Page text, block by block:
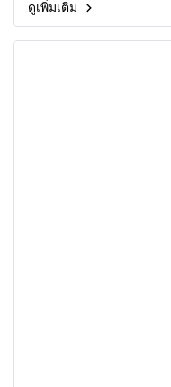
ดูเพิ่มเติม